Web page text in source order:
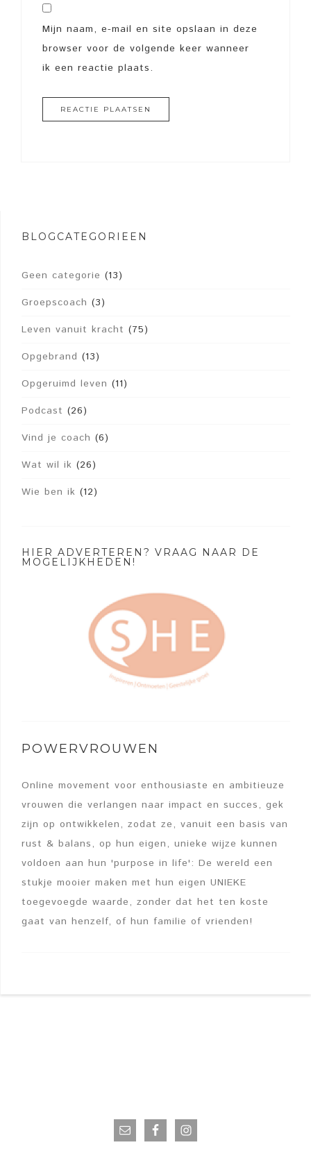
Mijn naam, e-mail en site opslaan in deze
browser voor de volgende keer wanneer
ik een reactie plaats.
BLOGCATEGORIEËN
Geen categorie (13)
Groepscoach (3)
Leven vanuit kracht (75)
Opgebrand (13)
Opgeruimd leven (11)
Podcast (26)
Vind je coach (6)
Wat wil ik (26)
Wie ben ik (12)
HIER ADVERTEREN? VRAAG NAAR DE
MOGELIJKHEDEN!
POWERVROUWEN
Online movement voor enthousiaste en ambitieuze
vrouwen die verlangen naar impact en succes, gek
zijn op ontwikkelen, zodat ze, vanuit een basis van
rust & balans, op hun eigen, unieke wijze kunnen
voldoen aan hun 'purpose in life': De wereld een
stukje mooier maken met hun eigen UNIEKE
toegevoegde waarde, zonder dat het ten koste
gaat van henzelf, of hun familie of vrienden!